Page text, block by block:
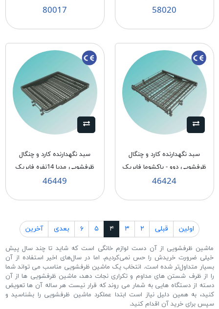
58020
80017
سبد نگهدارنده كارد و چنگال
ظرفشويی دوو - پاكشوما فابريک
46424
سبد نگهدارنده كارد و چنگال
ظرفشويی مديا 14نفره فابريک
46449
اولین قبلی ۲ ۳ ۴ ۵ ۶ بعدی آخرین
ماشین ظرفشویی از آن دست لوازم خانگی است که شاید تا چند سال پیش
خیلی ضرورت خریدش را حس نمی‌کردیم. اما در سال‌های اخیر استفاده از آن
بسیار متداول‌تر شده است. انتخاب یک ماشین ظرفشویی مناسب می تواند شما
را از ظرف شستن های مداوم و تکراری نجات دهد، ماشین ظرفشویی ها از آن
دسته از دستگاه هایی به شمار می روند که قرار نیست هر ساله آن ها تعویض
کنید، به همین دلیل نیاز است ابتدا عملکرد ماشین ظرفشویی را بشناسید و
سپس برای خرید آن اقدام کنید.